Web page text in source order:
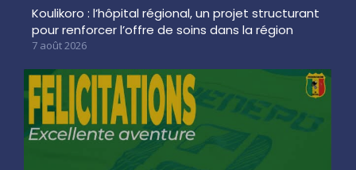
Koulikoro : l’hôpital régional, un projet structurant
pour renforcer l’offre de soins dans la région
7 août 2026